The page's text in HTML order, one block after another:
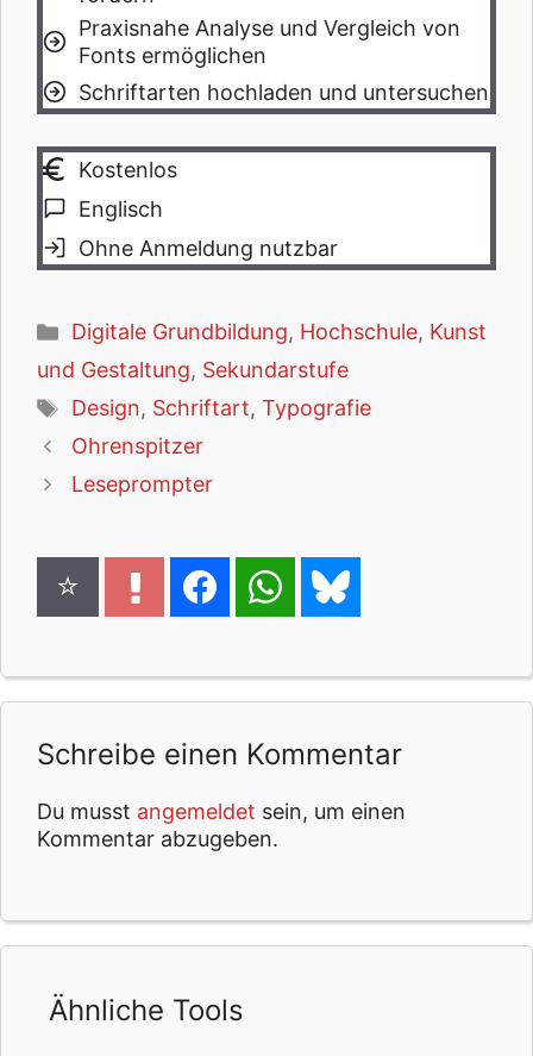
Praxisnahe Analyse und Vergleich von
Fonts ermöglichen
Schriftarten hochladen und untersuchen
Kostenlos
Englisch
Ohne Anmeldung nutzbar
Kategorien
Digitale Grundbildung, Hochschule, Kunst
und Gestaltung, Sekundarstufe
Schlagwörter
Design, Schriftart, Typografie
Ohrenspitzer
Leseprompter
Schreibe einen Kommentar
Du musst angemeldet sein, um einen
Kommentar abzugeben.
Ähnliche Tools